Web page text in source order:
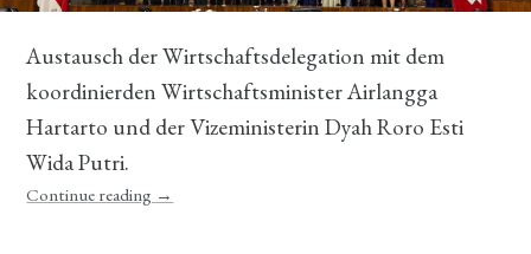
Austausch der Wirtschaftsdelegation mit dem
koordinierden Wirtschaftsminister Airlangga
Hartarto und der Vizeministerin Dyah Roro Esti
Wida Putri.
Continue reading →